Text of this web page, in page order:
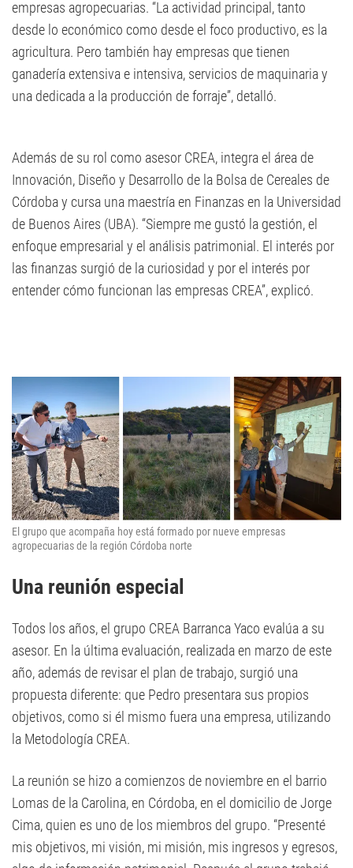
empresas agropecuarias. “La actividad principal, tanto
desde lo económico como desde el foco productivo, es la
agricultura. Pero también hay empresas que tienen
ganadería extensiva e intensiva, servicios de maquinaria y
una dedicada a la producción de forraje”, detalló.
Además de su rol como asesor CREA, integra el área de
Innovación, Diseño y Desarrollo de la Bolsa de Cereales de
Córdoba y cursa una maestría en Finanzas en la Universidad
de Buenos Aires (UBA). “Siempre me gustó la gestión, el
enfoque empresarial y el análisis patrimonial. El interés por
las finanzas surgió de la curiosidad y por el interés por
entender cómo funcionan las empresas CREA”, explicó.
El grupo que acompaña hoy está formado por nueve empresas
agropecuarias de la región Córdoba norte
Una reunión especial
Todos los años, el grupo CREA Barranca Yaco evalúa a su
asesor. En la última evaluación, realizada en marzo de este
año, además de revisar el plan de trabajo, surgió una
propuesta diferente: que Pedro presentara sus propios
objetivos, como si él mismo fuera una empresa, utilizando
la Metodología CREA.
La reunión se hizo a comienzos de noviembre en el barrio
Lomas de la Carolina, en Córdoba, en el domicilio de Jorge
Cima, quien es uno de los miembros del grupo. “Presenté
mis objetivos, mi visión, mi misión, mis ingresos y egresos,